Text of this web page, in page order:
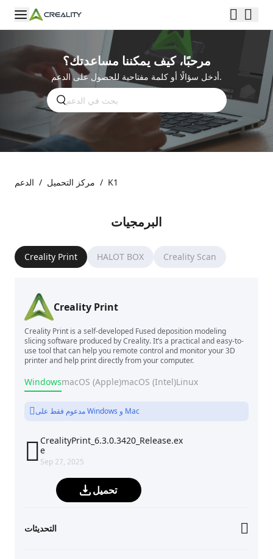
مرحبًا، كيف يمكننا مساعدتك؟
أدخل سؤالًا أو كلمة مفتاحية للحصول على الدعم.
الدعم / مركز التحميل / K1
البرمجيات
Creality Print HALOT BOX Creality Scan
Creality Print
Creality Print is a self-developed Fused deposition modeling
slicing software produced by Creality. It’s a practical and easy-to-
use tool that can help you remote control and monitor your 3D
printer and help print directly from your computer.
WindowsmacOS (Apple)macOS (Intel)Linux
مدعوم فقط على Windows و Mac
 CrealityPrint_6.3.0.3420_Release.ex
e
Sep 27, 2025
تحميل
التحديثات